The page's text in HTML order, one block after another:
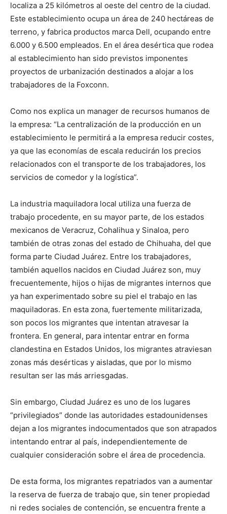
localiza a 25 kilómetros al oeste del centro de la ciudad.
Este establecimiento ocupa un área de 240 hectáreas de
terreno, y fabrica productos marca Dell, ocupando entre
6.000 y 6.500 empleados. En el área desértica que rodea
al establecimiento han sido previstos imponentes
proyectos de urbanización destinados a alojar a los
trabajadores de la Foxconn.
Como nos explica un manager de recursos humanos de
la empresa: “La centralización de la producción en un
establecimiento le permitirá a la empresa reducir costes,
ya que las economías de escala reducirán los precios
relacionados con el transporte de los trabajadores, los
servicios de comedor y la logística”.
La industria maquiladora local utiliza una fuerza de
trabajo procedente, en su mayor parte, de los estados
mexicanos de Veracruz, Cohalihua y Sinaloa, pero
también de otras zonas del estado de Chihuaha, del que
forma parte Ciudad Juárez. Entre los trabajadores,
también aquellos nacidos en Ciudad Juárez son, muy
frecuentemente, hijos o hijas de migrantes internos que
ya han experimentado sobre su piel el trabajo en las
maquiladoras. En esta zona, fuertemente militarizada,
son pocos los migrantes que intentan atravesar la
frontera. En general, para intentar entrar en forma
clandestina en Estados Unidos, los migrantes atraviesan
zonas más desérticas y aisladas, que por lo mismo
resultan ser las más arriesgadas.
Sin embargo, Ciudad Juárez es uno de los lugares
“privilegiados” donde las autoridades estadounidenses
dejan a los migrantes indocumentados que son atrapados
intentando entrar al país, independientemente de
cualquier consideración sobre el área de procedencia.
De esta forma, los migrantes repatriados van a aumentar
la reserva de fuerza de trabajo que, sin tener propiedad
ni redes sociales de contención, se encuentra frente a